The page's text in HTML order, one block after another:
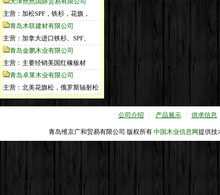
主营：加松SPF，铁杉，花旗，
青岛木联建材有限公司
主营：加拿大进口铁杉、SPF、
青岛金鹏木业有限公司
主营：主要经销美国红橡板材
青岛卓莱木业有限公司
主营：北美花旗松，俄罗斯辐射松
公司介绍 | 产品展示 | 供求信息
青岛维京广和贸易有限公司 版权所有 中国木业信息网提供技